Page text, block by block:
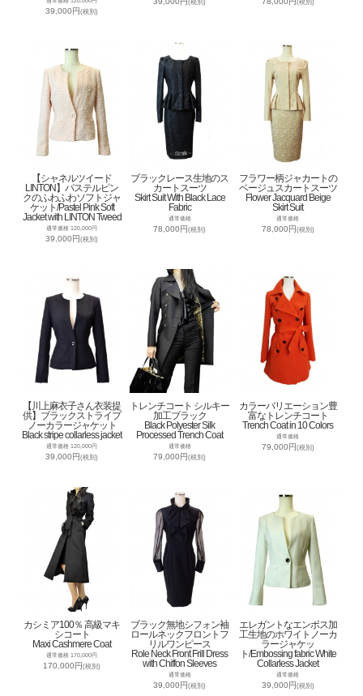
39,000円(税別)
(税別) (税別)
【シャネルツイード
LINTON】パステルピン
クのふわふわソフトジャ
ケット/Pastel Pink Soft
Jacket with LINTON Tweed
通常価格 120,000円
39,000円(税別)
ブラックレース生地のス
カートスーツ
Skirt Suit With Black Lace
Fabric
通常価格
78,000円(税別)
フラワー柄ジャカートの
ベージュスカートスーツ
Flower Jacquard Beige
Skirt Suit
通常価格
78,000円(税別)
【川上麻衣子さん衣装提
供】ブラックストライプ
ノーカラージャケット
Black stripe collarless jacket
通常価格 120,000円
39,000円(税別)
トレンチコート シルキー
加工ブラック
Black Polyester Silk
Processed Trench Coat
通常価格
79,000円(税別)
カラーバリエーション豊
富なトレンチコート
Trench Coat in 10 Colors
通常価格
79,000円(税別)
カシミア100％ 高級マキ
シコート
Maxi Cashmere Coat
通常価格 170,000円
170,000円(税別)
ブラック無地シフォン袖
ロールネックフロントフ
リルワンピース
Role Neck Front Frill Dress
with Chiffon Sleeves
通常価格
39,000円(税別)
エレガントなエンボス加
工生地のホワイトノーカ
ラージャケッ
ト/Embossing fabric White
Collarless Jacket
通常価格
39,000円(税別)